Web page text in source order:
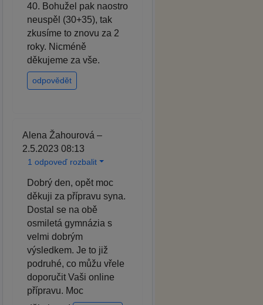
40. Bohužel pak naostro
neuspěl (30+35), tak
zkusíme to znovu za 2
roky. Nicméně
děkujeme za vše.
odpovědět
Alena Žahourová –
2.5.2023 08:13
1 odpoveď rozbalit
Dobrý den, opět moc
děkuji za přípravu syna.
Dostal se na obě
osmiletá gymnázia s
velmi dobrým
výsledkem. Je to již
podruhé, co můžu vřele
doporučit Vaši online
přípravu. Moc